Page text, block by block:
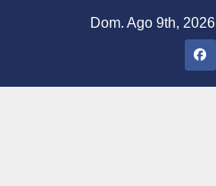
Dom. Ago 9th, 2026